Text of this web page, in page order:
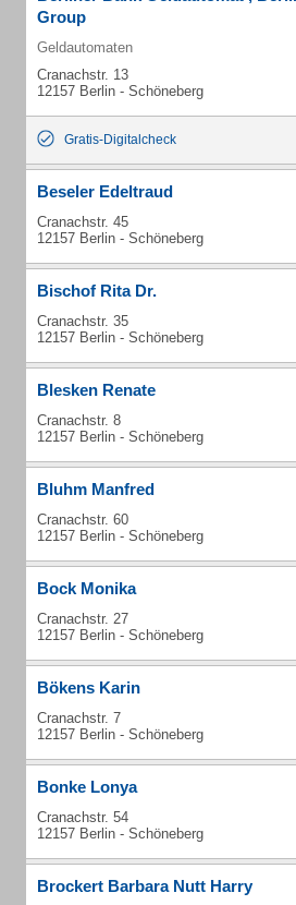
Group
Geldautomaten
Cranachstr. 13
12157 Berlin - Schöneberg
Gratis-Digitalcheck
Beseler Edeltraud
Cranachstr. 45
12157 Berlin - Schöneberg
Bischof Rita Dr.
Cranachstr. 35
12157 Berlin - Schöneberg
Blesken Renate
Cranachstr. 8
12157 Berlin - Schöneberg
Bluhm Manfred
Cranachstr. 60
12157 Berlin - Schöneberg
Bock Monika
Cranachstr. 27
12157 Berlin - Schöneberg
Bökens Karin
Cranachstr. 7
12157 Berlin - Schöneberg
Bonke Lonya
Cranachstr. 54
12157 Berlin - Schöneberg
Brockert Barbara Nutt Harry